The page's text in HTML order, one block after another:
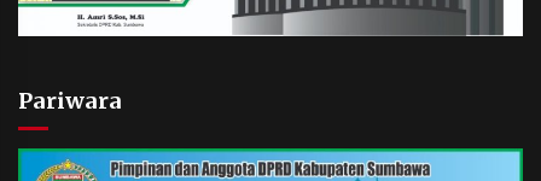
Pariwara